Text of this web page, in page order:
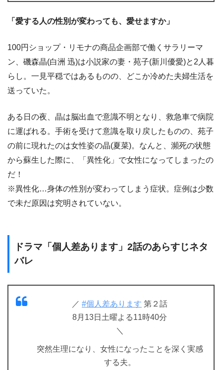
「愛する人の性別が変わっても、愛せますか」
100円ショップ・リモナの商品企画部で働くサラリーマ
ン、磯森晶(白洲 迅)は小説家の妻・苑子(新川優愛)と2人暮
らし。一見平穏ではあるものの、どこか冷めた夫婦生活を
送っていた。
ある日の夜、晶は脳出血で意識不明となり、救急車で病院
に運ばれる。手術を受けて意識を取り戻したものの、苑子
の前に現れたのは女性姿の晶(夏菜)。なんと、瀕死の状態
から蘇生した際に、「異性化」で女性になってしまったの
だ！
※異性化…身体の性別が変わってしまう症状。症例は少数
で未だ原因は究明されていない。
ドラマ「個人差あります」2話のあらすじネタ
バレ
／ #個人差あります 第２話
8月13日土曜よる11時40分
＼
突然生理になり、女性になったことを深く実感
する夫。